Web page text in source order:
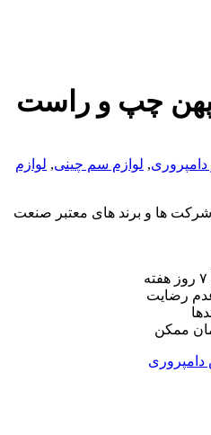
چپ و راست
, لوازم سم چینی, لوازم
ها و برند های معتبر صنعت
رضایت
ممکن